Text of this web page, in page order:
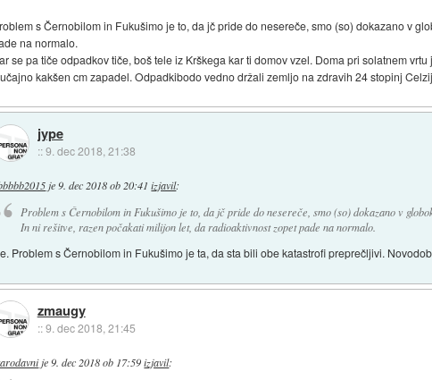
s Černobilom in Fukušimo je to, da jč pride do nesereče, smo (so) dokazano v
na normalo.
se pa tiče odpadkov tiče, boš tele iz Krškega kar ti domov vzel. Doma pri solatnem
kakšen cm zapadel. Odpadkibodo vedno držali zemljo na zdravih 24 stopinj
jype
::9. dec 2018, 21:38
je 9. dec 2018 ob 20:41 izjavil:
Problem s Černobilom in Fukušimo je to, da jč pride do nesereče, smo (so) dokazano v
In ni rešitve, razen počakati milijon let, da radioaktivnost zopet pade na normalo.
Problem s Černobilom in Fukušimo je ta, da sta bili obe katastrofi preprečljivi.
zmaugy
::9. dec 2018, 21:45
je 9. dec 2018 ob 17:59 izjavil: